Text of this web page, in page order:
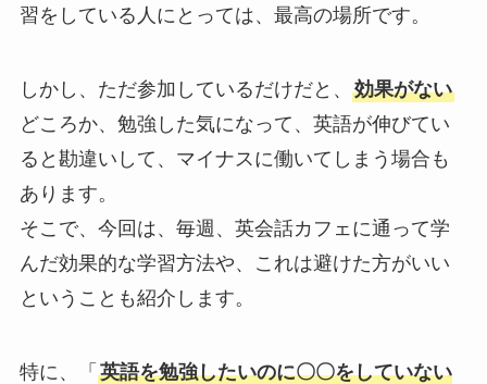
習をしている人にとっては、最高の場所です。
しかし、ただ参加しているだけだと、 効果がない
どころか、勉強した気になって、英語が伸びてい
ると勘違いして、マイナスに働いてしまう場合も
あります。
そこで、今回は、毎週、英会話カフェに通って学
んだ効果的な学習方法や、これは避けた方がいい
ということも紹介します。
特に、「 英語を勉強したいのに〇〇をしていない